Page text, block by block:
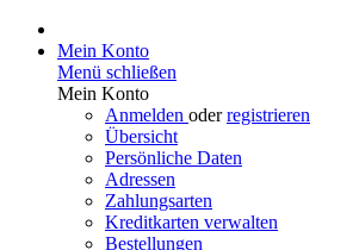
Mein Konto
Menü schließen
Mein Konto
Anmelden oderregistrieren
Übersicht
Persönliche Daten
Adressen
Zahlungsarten
Kreditkarten verwalten
Bestellungen